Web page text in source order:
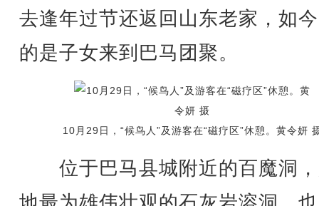
去逢年过节还返回山东老家，如
的是子女来到巴马团聚。
10月29日，“候鸟人”及游客在“磁疗区”休憩。黄令妍
位于巴马县城附近的百魔洞